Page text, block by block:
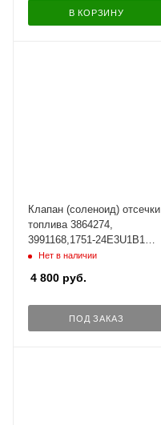
В КОРЗИНУ
Клапан (соленоид) отсечки
топлива 3864274,
3991168,1751-24E3U1B1
для Cummins, 24В.
Нет в наличии
4 800 руб.
ПОД ЗАКАЗ